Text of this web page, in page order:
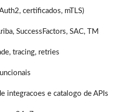
certificados, mTLS)
SuccessFactors, SAC, TM
tracing, retries
integracoes e catalogo de APIs